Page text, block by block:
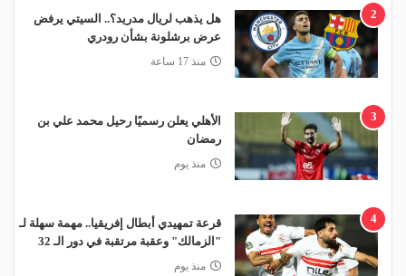
2
هل يذهب لريال مدريد؟.. السيتي يرفض
عرض برشلونة بشأن رودري
منذ 17 ساعة
3
الأهلي يعلن رسميًا رحيل محمد علي بن
رمضان
منذ يوم
4
قرعة تمهيدي أبطال إفريقيا.. مهمة سهلة لـ
"الزمالك" وعقبة مرتقبة في دور الـ 32
منذ يوم